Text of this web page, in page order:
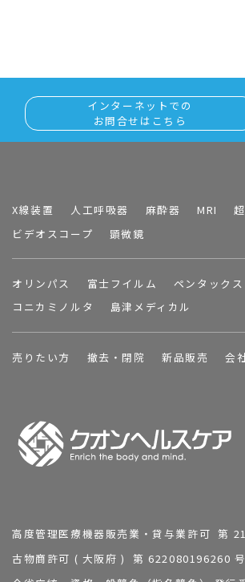
インターネットでの
お問合せはこちら
X線装置 人工呼吸器 麻酔器 MRI
ビデオスコープ
顕微鏡
オリンパス 富士フイルム ペンタックス
コニカミノルタ
島津メディカル
売りたい方 撤去・閉院 新品販売 会
高度管理医療機器販売業・貸与業許可 第
古物商許可 ( 大阪府 ) 第 622080196260